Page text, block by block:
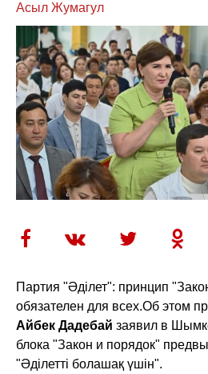
Асыл Жумагул
Партия "Әділет": принцип
обязателен для всех.Об этом
Айбек Дадебай заявил в
блока "Закон и порядок"
"Әділетті болашақ үшін".